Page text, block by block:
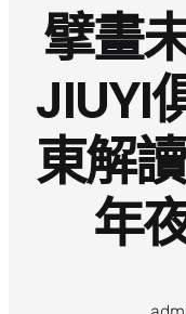
擘畫
JIUYI
東解
年